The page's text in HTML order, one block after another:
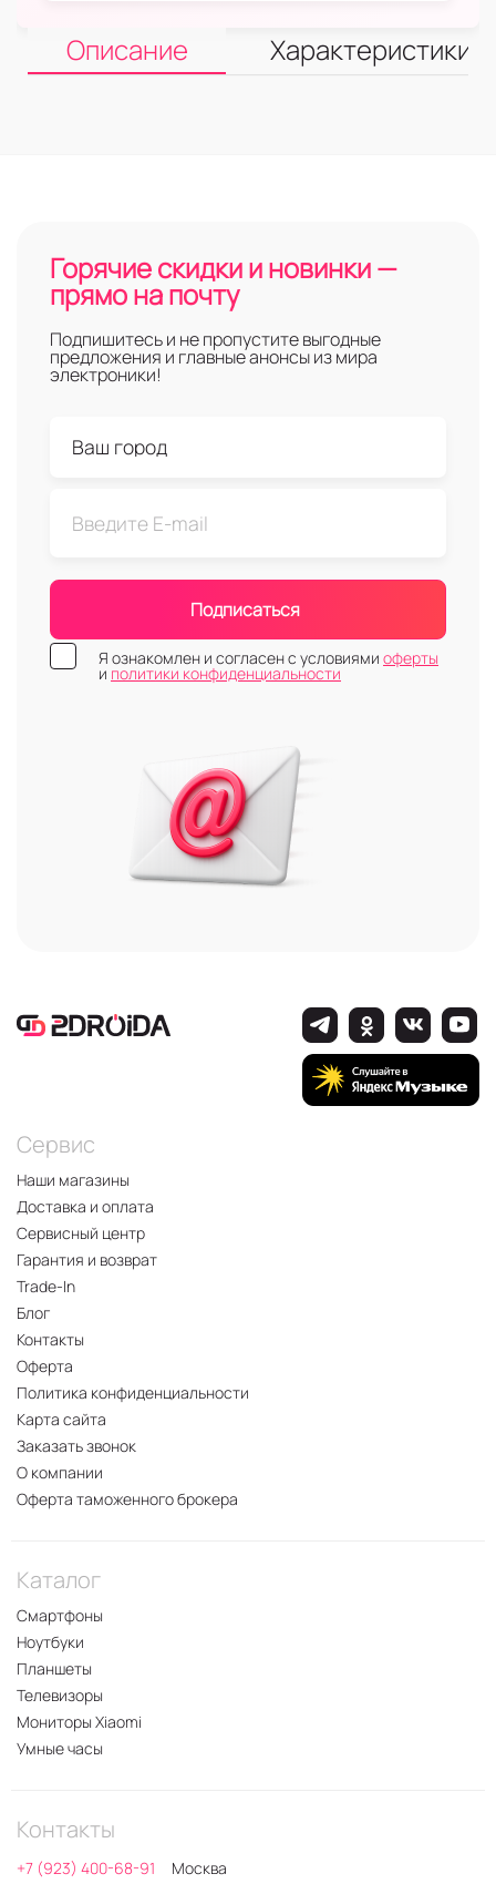
Описание Характеристики
Горячие скидки и новинки —
прямо на почту
Подпишитесь и не пропустите выгодные
предложения и главные анонсы из мира
электроники!
Подписаться
Я ознакомлен и согласен с условиями оферты
и политики конфиденциальности
Сервис
Наши магазины
Доставка и оплата
Сервисный центр
Гарантия и возврат
Trade-In
Блог
Контакты
Оферта
Политика конфиденциальности
Карта сайта
Заказать звонок
О компании
Оферта таможенного брокера
Каталог
Смартфоны
Ноутбуки
Планшеты
Телевизоры
Мониторы Xiaomi
Умные часы
Контакты
+7 (923) 400-68-91 Москва